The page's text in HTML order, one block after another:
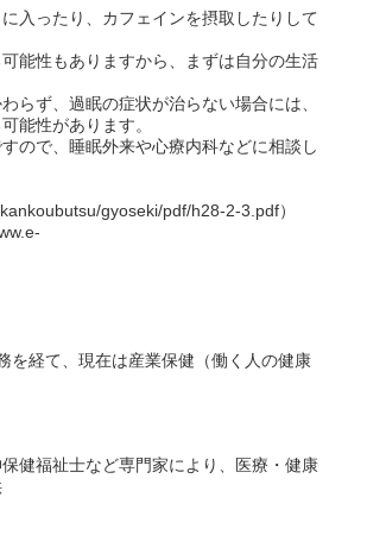
入ったり、カフェインを摂取したりして
能性もありますから、まずは自分の生活
らず、過眠の症状が治らない場合には、
能性があります。
ので、睡眠外来や心療内科などに相談し
gyoseki/pdf/h28-2-3.pdf）
を経て、現在は産業保健（働く人の健康
健福祉士など専門家により、医療・健康